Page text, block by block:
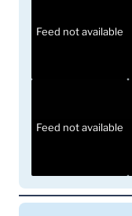
Feed not available
Feed not available